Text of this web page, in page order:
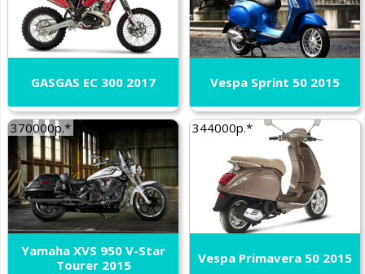
GASGAS EC 300 2017 Vespa Sprint 50 2015
370000р.*
Yamaha XVS 950 V-Star
Tourer 2015
344000р.*
Vespa Primavera 50 2015